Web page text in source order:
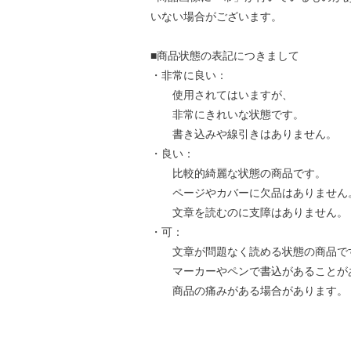
いない場合がございます。
■商品状態の表記につきまして
・非常に良い：
使用されてはいますが、
非常にきれいな状態です。
書き込みや線引きはありません。
・良い：
比較的綺麗な状態の商品です。
ページやカバーに欠品はありません
文章を読むのに支障はありません。
・可：
文章が問題なく読める状態の商品で
マーカーやペンで書込があることが
商品の痛みがある場合があります。